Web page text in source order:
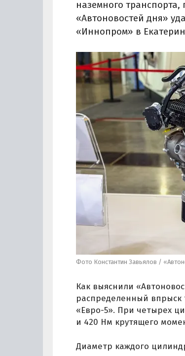
наземного
«Автоновостей дня»
«Иннопром» в
Фото Константин Завьялов /
Как выяснили
распределенный впрыск
«Евро-5». При четырех
и 420 Нм крутящего
Диаметр каждого